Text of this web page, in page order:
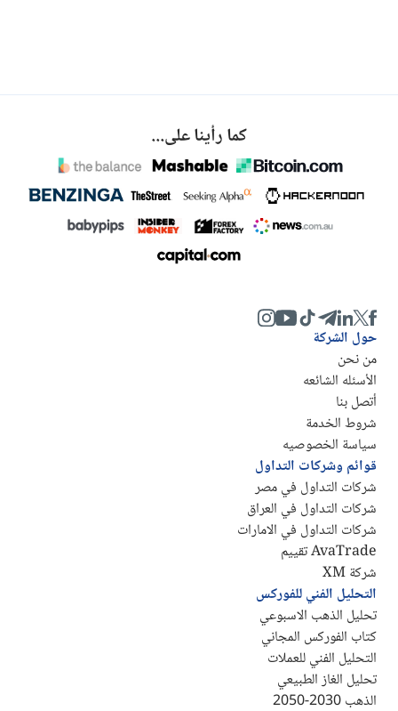
كما رأينا على...
حول الشركة
من نحن
الأسئله الشائعه
أتصل بنا
شروط الخدمة
سياسة الخصوصيه
قوائم وشركات التداول
شركات التداول في مصر
شركات التداول في العراق
شركات التداول في الامارات
AvaTrade تقييم
شركة XM
التحليل الفني للفوركس
تحليل الذهب الاسبوعي
كتاب الفوركس المجاني
التحليل الفني للعملات
تحليل الغاز الطبيعي
الذهب 2030-2050